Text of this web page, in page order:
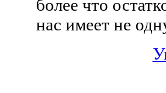
более что
нас имеет не